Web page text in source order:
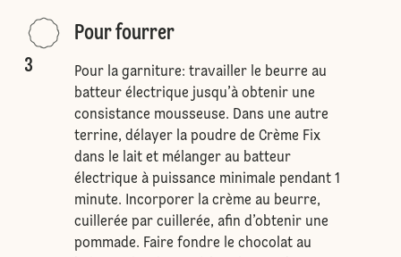
3
Pour fourrer
Pour la garniture: travailler le beurre au
batteur électrique jusqu’à obtenir une
consistance mousseuse. Dans une autre
terrine, délayer la poudre de Crème Fix
dans le lait et mélanger au batteur
électrique à puissance minimale pendant 1
minute. Incorporer la crème au beurre,
cuillerée par cuillerée, afin d’obtenir une
pommade. Faire fondre le chocolat au